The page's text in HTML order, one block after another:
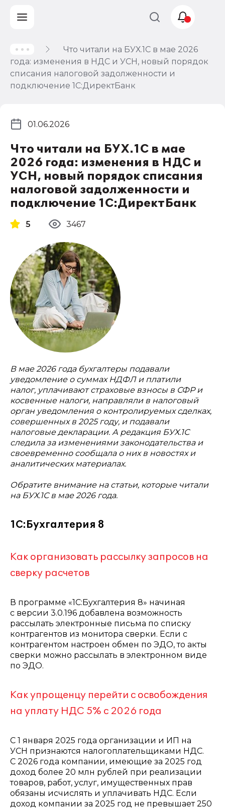
Что читали на БУХ.1С в мае 2026
года: изменения в НДС и УСН, новый порядок
списания налоговой задолженности и
подключение 1С:ДиректБанк
Что читали на БУХ.1С в мае
2026 года: изменения в НДС и
УСН, новый порядок списания
налоговой задолженности и
подключение 1С:ДиректБанк
01.06.2026
5 3467
В мае 2026 года бухгалтеры подавали
уведомление о суммах НДФЛ и платили
налог, уплачивают страховые взносы в СФР и
косвенные налоги, направляли в налоговый
орган уведомления о контролируемых сделках,
совершенных в 2025 году, и подавали
налоговые декларации. А редакция БУХ.1С
следила за изменениями законодательства и
своевременно сообщала о них в новостях и
аналитических материалах.
Обратите внимание на статьи, которые читали
на БУХ.1С в мае 2026 года.
1С:Бухгалтерия 8
Как организовать рассылку запросов на
сверку расчетов
В программе «1С:Бухгалтерия 8» начиная
с версии 3.0.196 добавлена возможность
рассылать электронные письма по списку
контрагентов из монитора сверки. Если с
контрагентом настроен обмен по ЭДО, то акты
сверки можно рассылать в электронном виде
по ЭДО.
Как упрощенцу перейти с освобождения
на уплату НДС 5% с 2026 года
С 1 января 2025 года организации и ИП на
УСН признаются налогоплательщиками НДС.
С 2026 года компании, имеющие за 2025 год
доход более 20 млн рублей при реализации
товаров, работ, услуг, имущественных прав
обязаны исчислять и уплачивать НДС. Если
доход компании за 2025 год не превышает 250
Учет и
налогообложение
Автоматизация